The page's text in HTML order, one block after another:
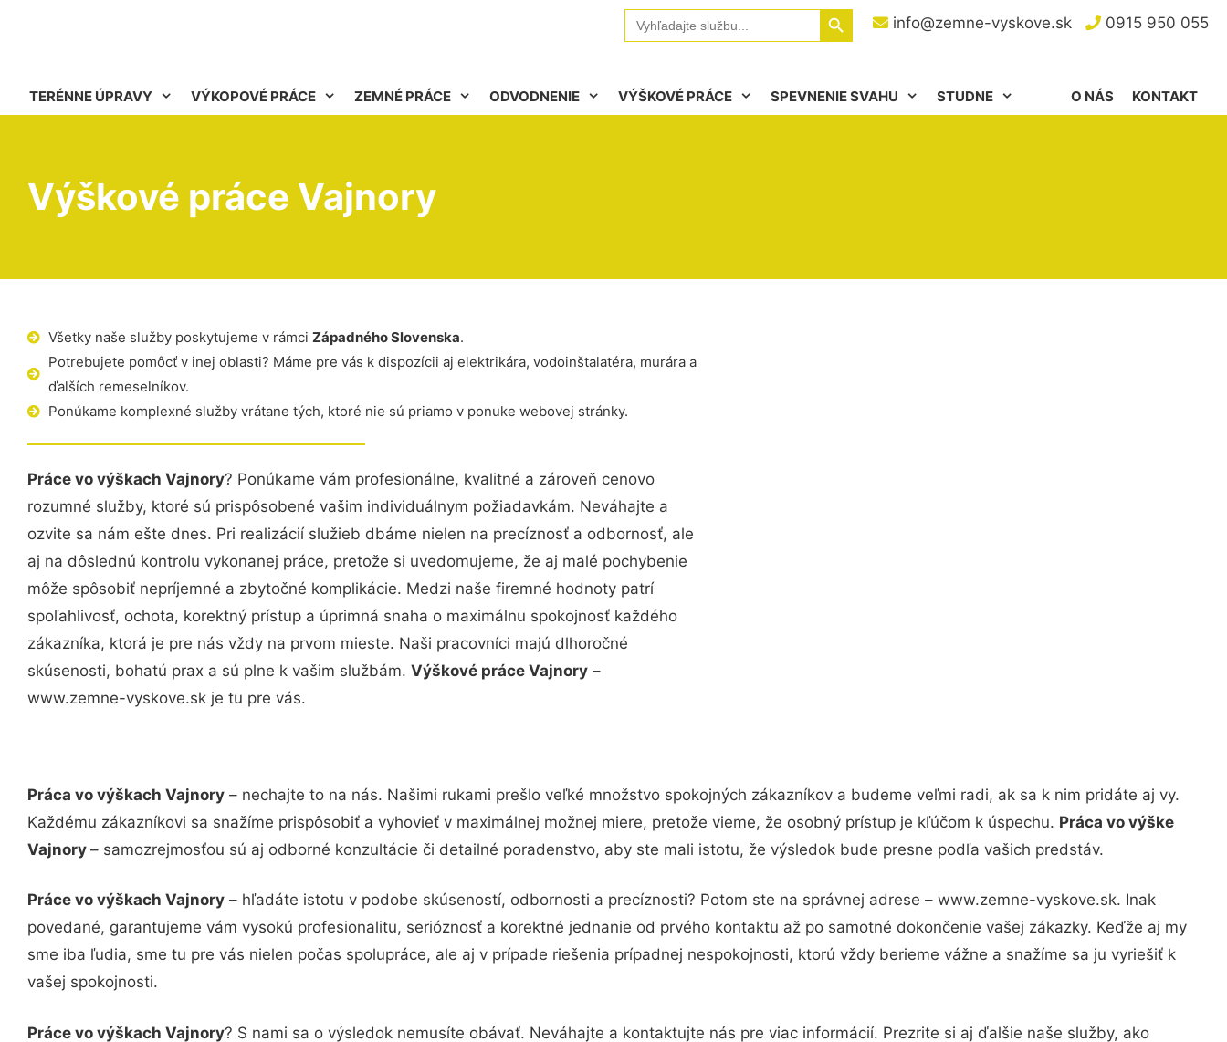
info@zemne-vyskove.sk 0915 950 055
Search
for:
Search Button
TERÉNNE ÚPRAVY VÝKOPOVÉ PRÁCE ZEMNÉ PRÁCE ODVODNENIE VÝŠKOVÉ PRÁCE SPEVNENIE SVAHU STUDNE KONTAKT
O NÁS
Výškové práce Vajnory
Všetky naše služby poskytujeme v rámci Západného Slovenska.
Potrebujete pomôcť v inej oblasti? Máme pre vás k dispozícii aj elektrikára, vodoinštalatéra, murára a
ďalších remeselníkov.
Ponúkame komplexné služby vrátane tých, ktoré nie sú priamo v ponuke webovej stránky.
Práce vo výškach Vajnory? Ponúkame vám profesionálne, kvalitné a zároveň cenovo
rozumné služby, ktoré sú prispôsobené vašim individuálnym požiadavkám. Neváhajte a
ozvite sa nám ešte dnes. Pri realizácií služieb dbáme nielen na precíznosť a odbornosť, ale
aj na dôslednú kontrolu vykonanej práce, pretože si uvedomujeme, že aj malé pochybenie
môže spôsobiť nepríjemné a zbytočné komplikácie. Medzi naše firemné hodnoty patrí
spoľahlivosť, ochota, korektný prístup a úprimná snaha o maximálnu spokojnosť každého
zákazníka, ktorá je pre nás vždy na prvom mieste. Naši pracovníci majú dlhoročné
skúsenosti, bohatú prax a sú plne k vašim službám. Výškové práce Vajnory –
www.zemne-vyskove.sk je tu pre vás.
Práca vo výškach Vajnory – nechajte to na nás. Našimi rukami prešlo veľké množstvo spokojných zákazníkov a budeme veľmi radi, ak sa k nim pridáte aj vy.
Každému zákazníkovi sa snažíme prispôsobiť a vyhovieť v maximálnej možnej miere, pretože vieme, že osobný prístup je kľúčom k úspechu. Práca vo výške
Vajnory – samozrejmosťou sú aj odborné konzultácie či detailné poradenstvo, aby ste mali istotu, že výsledok bude presne podľa vašich predstáv.
Práce vo výškach Vajnory – hľadáte istotu v podobe skúseností, odbornosti a precíznosti? Potom ste na správnej adrese – www.zemne-vyskove.sk. Inak
povedané, garantujeme vám vysokú profesionalitu, serióznosť a korektné jednanie od prvého kontaktu až po samotné dokončenie vašej zákazky. Keďže aj my
sme iba ľudia, sme tu pre vás nielen počas spolupráce, ale aj v prípade riešenia prípadnej nespokojnosti, ktorú vždy berieme vážne a snažíme sa ju vyriešiť k
vašej spokojnosti.
Práce vo výškach Vajnory? S nami sa o výsledok nemusíte obávať. Neváhajte a kontaktujte nás pre viac informácií. Prezrite si aj ďalšie naše služby, ako